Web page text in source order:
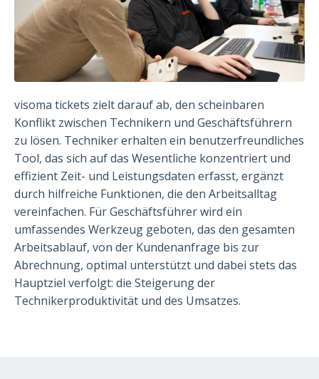
visoma tickets zielt darauf ab, den scheinbaren
Konflikt zwischen Technikern und Geschäftsführern
zu lösen. Techniker erhalten ein benutzerfreundliches
Tool, das sich auf das Wesentliche konzentriert und
effizient Zeit- und Leistungsdaten erfasst, ergänzt
durch hilfreiche Funktionen, die den Arbeitsalltag
vereinfachen. Für Geschäftsführer wird ein
umfassendes Werkzeug geboten, das den gesamten
Arbeitsablauf, von der Kundenanfrage bis zur
Abrechnung, optimal unterstützt und dabei stets das
Hauptziel verfolgt: die Steigerung der
Technikerproduktivität und des Umsatzes.